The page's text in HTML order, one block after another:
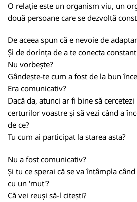
O relație este un organism viu, un
două persoane care se dezvoltă
De aceea spun că e nevoie de
Și de dorința de a te conecta
Nu vorbește?
Gândește-te cum a fost de la bun
Era comunicativ?
Dacă da, atunci ar fi bine să
certurilor voastre și să vezi când a
de ce?
Tu cum ai participat la starea asta?
Nu a fost comunicativ?
Și tu ce sperai că se va întâmpla
cu un 'mut'?
Că vei reuși să-l citești?